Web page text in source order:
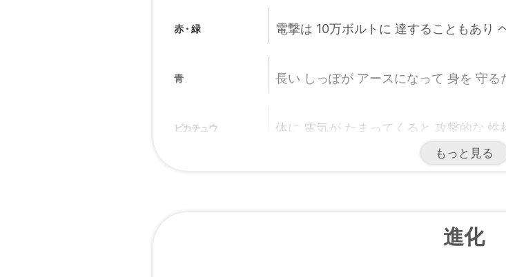
赤・緑 電撃は 10万ボルトに 達することもあり
青 長い しっぽが アースになって 身を 守る
ピカチュウ 体に 電気が たまってくると 攻撃的な 性
頬の 電気袋に たまった 電気が 最大量
もっと見る
進化